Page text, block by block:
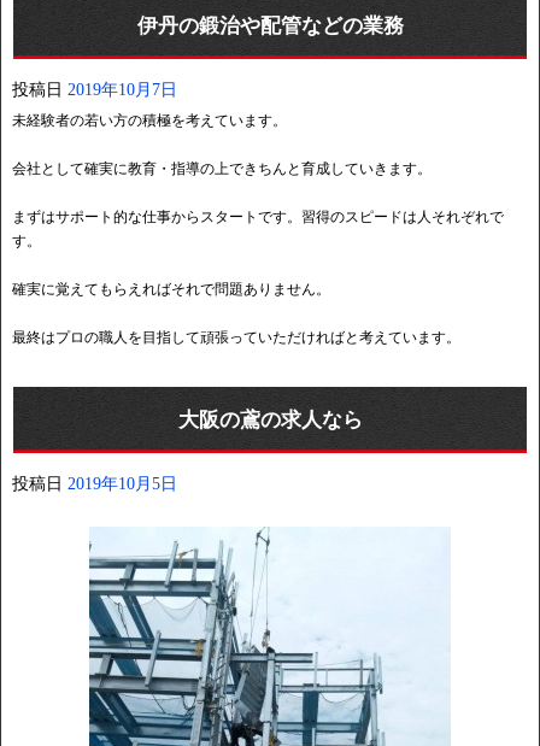
伊丹の鍛治や配管などの業務
投稿日 2019年10月7日
未経験者の若い方の積極を考えています。
会社として確実に教育・指導の上できちんと育成していきます。
まずはサポート的な仕事からスタートです。習得のスピードは人それぞれで
す。
確実に覚えてもらえればそれで問題ありません。
最終はプロの職人を目指して頑張っていただければと考えています。
大阪の鳶の求人なら
投稿日 2019年10月5日